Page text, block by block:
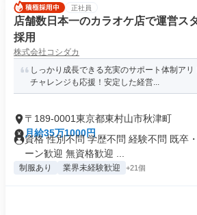
正社員
店舗数日本一のカラオケ店で運営ス
採用
株式会社コシダカ
しっかり成長できる充実のサポート体制ア
チャレンジも応援！安定した経営...
〒189-0001東京都東村山市秋津町
月給35万1000円
資格 性別不問 学歴不問 経験不問 既卒
ーン歓迎 無資格歓迎 ...
制服あり 業界未経験歓迎 +21個